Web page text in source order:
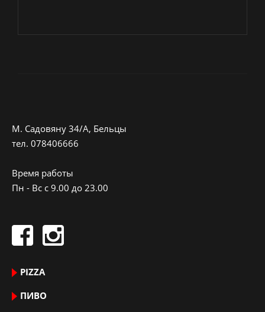
M. Садовяну 34/A, Бельцы
тeл. 078406666
Время работы
Пн - Вс с 9.00 до 23.00
PIZZA
ПИВО